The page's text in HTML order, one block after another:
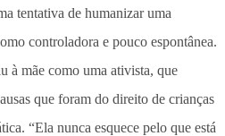
tentativa de humanizar uma
controladora e pouco espontânea.
à mãe como uma ativista, que
que foram do direito de crianças
“Ela nunca esquece pelo que está